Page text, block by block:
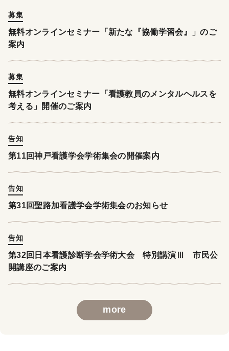
募集
無料オンラインセミナー「新たな『協働学習会』」のご
案内
募集
無料オンラインセミナー「看護教員のメンタルヘルスを
考える」開催のご案内
告知
第11回神戸看護学会学術集会の開催案内
告知
第31回聖路加看護学会学術集会のお知らせ
告知
第32回日本看護診断学会学術大会 特別講演Ⅲ 市民公
開講座のご案内
more